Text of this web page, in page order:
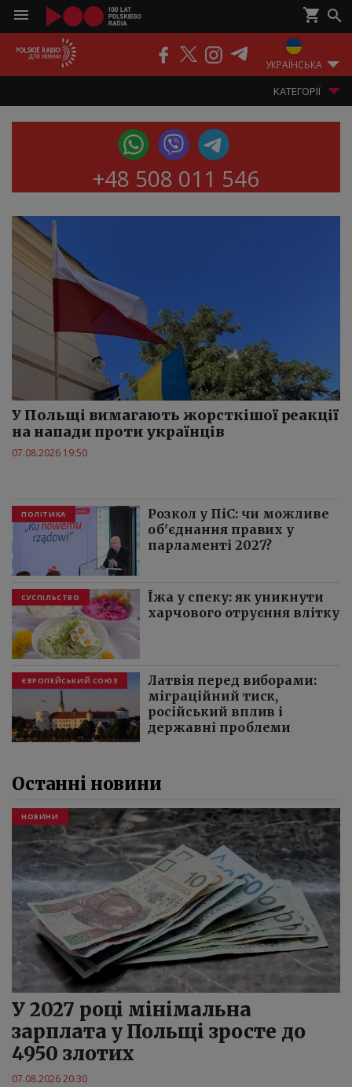
УКРАЇНСЬКА
KАТЕГОРІЇ
ПОДКАСТИ РАДІО ЕФІР
+48 508 011 546
У Польщі вимагають жорсткішої реакції
на напади проти українців
07.08.2026 19:50
ПОЛІТИКА
Розкол у ПіС: чи можливе
об'єднання правих у
парламенті 2027?
СУСПІЛЬСТВО
Їжа у спеку: як уникнути
харчового отруєння влітку
ЄВРОПЕЙСЬКИЙ СОЮЗ
Латвія перед виборами:
міграційний тиск,
російський вплив і
державні проблеми
Останні новини
НOВИНИ
У 2027 році мінімальна
зарплата у Польщі зросте до
4950 злотих
07.08.2026 20:30